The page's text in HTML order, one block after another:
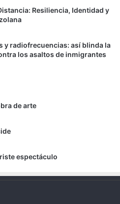
Resiliencia, Identidad y
y radiofrecuencias: así blinda la
los asaltos de inmigrantes
de arte
espectáculo